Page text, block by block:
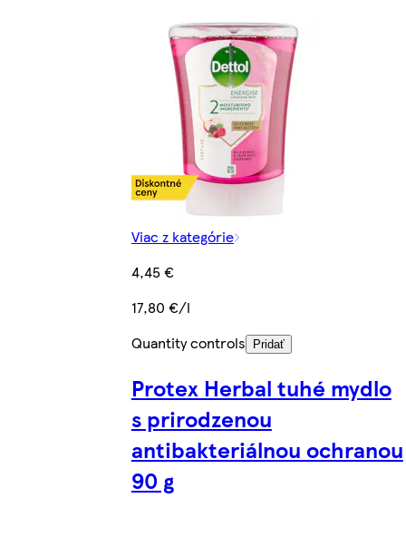
Viac z kategórie
4,45 €
17,80 €/l
Quantity controls
Pridať
Protex Herbal tuhé mydlo
s prirodzenou
antibakteriálnou ochranou
90 g